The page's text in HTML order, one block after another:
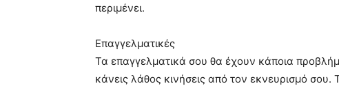
περιμένει.
Επαγγελματικές
Τα επαγγελματικά σου θα έχουν κάποια
κάνεις λάθος κινήσεις από τον εκνευρισμό